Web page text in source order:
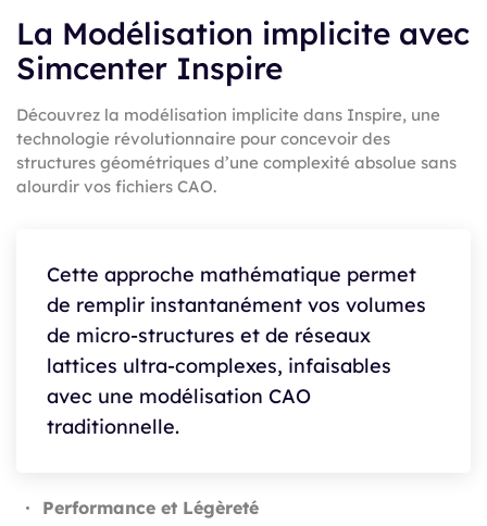
La Modélisation implicite avec
Simcenter Inspire
Découvrez la modélisation implicite dans Inspire, une
technologie révolutionnaire pour concevoir des
structures géométriques d’une complexité absolue sans
alourdir vos fichiers CAO.
Cette approche mathématique permet
de remplir instantanément vos volumes
de micro-structures et de réseaux
lattices ultra-complexes, infaisables
avec une modélisation CAO
traditionnelle.
Performance et Légèreté